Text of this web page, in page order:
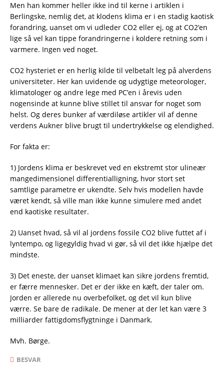
Men han kommer heller ikke ind til kerne i artiklen i
Berlingske, nemlig det, at klodens klima er i en stadig kaotisk
forandring, uanset om vi udleder CO2 eller ej, og at CO2’en
lige så vel kan tippe forandringerne i koldere retning som i
varmere. Ingen ved noget.
CO2 hysteriet er en herlig kilde til velbetalt leg på alverdens
universiteter. Her kan uvidende og udygtige meteorologer,
klimatologer og andre lege med PC’en i årevis uden
nogensinde at kunne blive stillet til ansvar for noget som
helst. Og deres bunker af værdiløse artikler vil af denne
verdens Aukner blive brugt til undertrykkelse og elendighed.
For fakta er:
1) Jordens klima er beskrevet ved en ekstremt stor ulineær
mangedimensionel differentialligning, hvor stort set
samtlige parametre er ukendte. Selv hvis modellen havde
været kendt, så ville man ikke kunne simulere med andet
end kaotiske resultater.
2) Uanset hvad, så vil al jordens fossile CO2 blive futtet af i
lyntempo, og ligegyldig hvad vi gør, så vil det ikke hjælpe det
mindste.
3) Det eneste, der uanset klimaet kan sikre jordens fremtid,
er færre mennesker. Det er der ikke en kæft, der taler om.
Jorden er allerede nu overbefolket, og det vil kun blive
værre. Se bare de radikale. De mener at der let kan være 3
milliarder fattigdomsflygtninge i Danmark.
Mvh. Børge.
BESVAR